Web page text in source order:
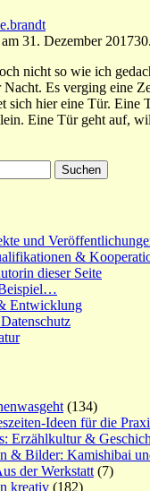
31. Dezember 2017
nicht so wie ich
Es verging eine
sich hier eine Tür. Eine
Eine Tür geht auf,
und
&
dieser Seite
Entwicklung
(134)
Ideen für die
Erzählkultur &
& Bilder: Kamishibai
der Werkstatt (7)
kreativ (182)